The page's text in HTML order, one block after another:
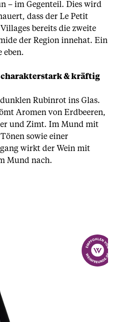
– im Gegenteil. Dies wird
dass der Le Petit
bereits die zweite
der Region innehat. Ein
eben.
charakterstark & kräftig
Rubinrot ins Glas.
Aromen von Erdbeeren,
und Zimt. Im Mund mit
sowie einer
wirkt der Wein mit
Mund nach.